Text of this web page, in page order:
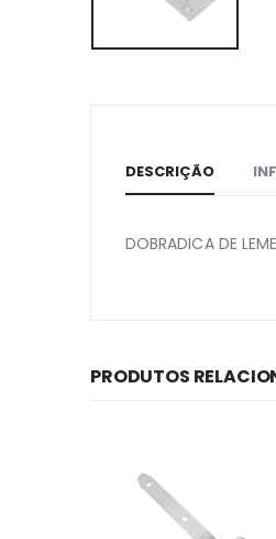
DESCRIÇÃO
DOBRADICA DE
PRODUTOS